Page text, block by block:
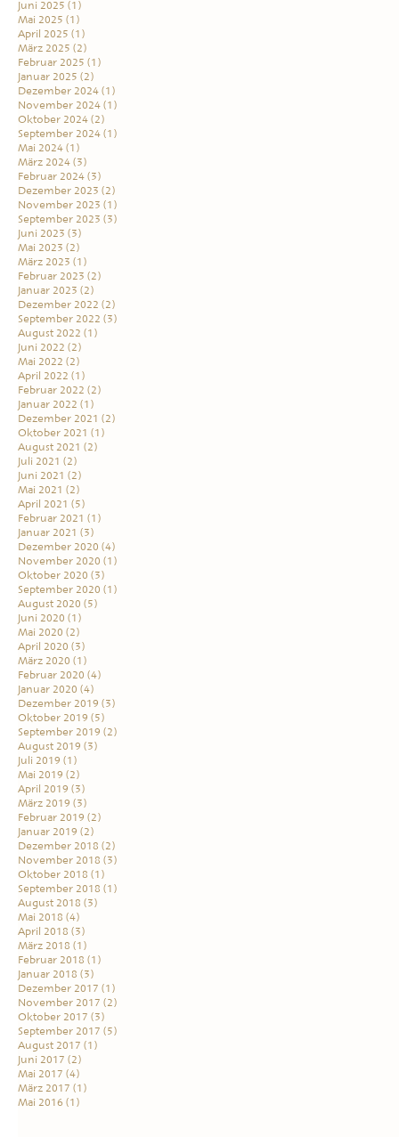
Juni 2025 (1)
Mai 2025 (1)
April 2025 (1)
März 2025 (2)
Februar 2025 (1)
Januar 2025 (2)
Dezember 2024 (1)
November 2024 (1)
Oktober 2024 (2)
September 2024 (1)
Mai 2024 (1)
März 2024 (3)
Februar 2024 (3)
Dezember 2023 (2)
November 2023 (1)
September 2023 (3)
Juni 2023 (3)
Mai 2023 (2)
März 2023 (1)
Februar 2023 (2)
Januar 2023 (2)
Dezember 2022 (2)
September 2022 (3)
August 2022 (1)
Juni 2022 (2)
Mai 2022 (2)
April 2022 (1)
Februar 2022 (2)
Januar 2022 (1)
Dezember 2021 (2)
Oktober 2021 (1)
August 2021 (2)
Juli 2021 (2)
Juni 2021 (2)
Mai 2021 (2)
April 2021 (5)
Februar 2021 (1)
Januar 2021 (3)
Dezember 2020 (4)
November 2020 (1)
Oktober 2020 (3)
September 2020 (1)
August 2020 (5)
Juni 2020 (1)
Mai 2020 (2)
April 2020 (3)
März 2020 (1)
Februar 2020 (4)
Januar 2020 (4)
Dezember 2019 (3)
Oktober 2019 (5)
September 2019 (2)
August 2019 (3)
Juli 2019 (1)
Mai 2019 (2)
April 2019 (3)
März 2019 (3)
Februar 2019 (2)
Januar 2019 (2)
Dezember 2018 (2)
November 2018 (3)
Oktober 2018 (1)
September 2018 (1)
August 2018 (3)
Mai 2018 (4)
April 2018 (3)
März 2018 (1)
Februar 2018 (1)
Januar 2018 (3)
Dezember 2017 (1)
November 2017 (2)
Oktober 2017 (3)
September 2017 (5)
August 2017 (1)
Juni 2017 (2)
Mai 2017 (4)
März 2017 (1)
Mai 2016 (1)